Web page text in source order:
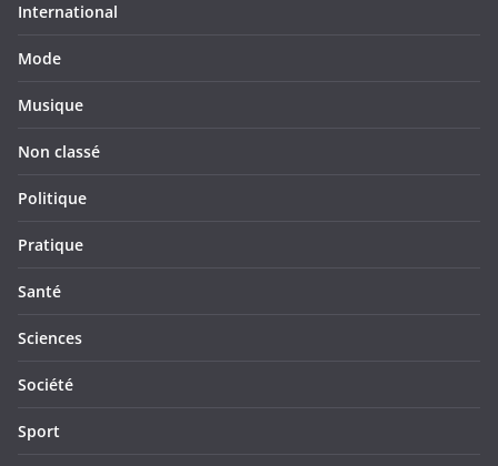
International
Mode
Musique
Non classé
Politique
Pratique
Santé
Sciences
Société
Sport